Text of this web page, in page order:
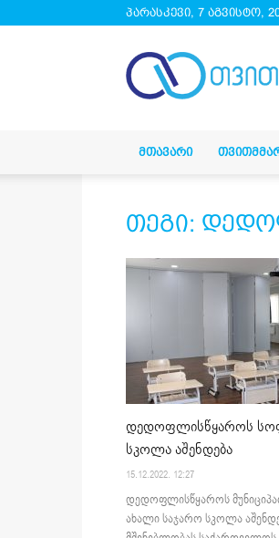
პარასკევი, 7 აგვისტო,
ᲛᲗᲐᲕᲐᲠᲘ
თეგი:
დედოფლისწყაროს
სკოლა აშენდება
15.12.2022. 12:27
დედოფლისწყაროს
ახალი საჯარო სკოლა